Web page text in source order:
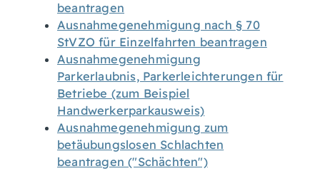
beantragen
Ausnahmegenehmigung nach § 70
StVZO für Einzelfahrten beantragen
Ausnahmegenehmigung
Parkerlaubnis, Parkerleichterungen für
Betriebe (zum Beispiel
Handwerkerparkausweis)
Ausnahmegenehmigung zum
betäubungslosen Schlachten
beantragen ("Schächten")